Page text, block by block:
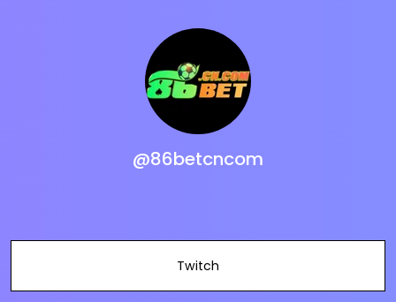
@86betcncom
Twitch